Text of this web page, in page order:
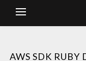
AWS SDK RUBY